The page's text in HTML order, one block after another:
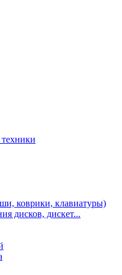
коврики, клавиатуры)
дисков, дискет...